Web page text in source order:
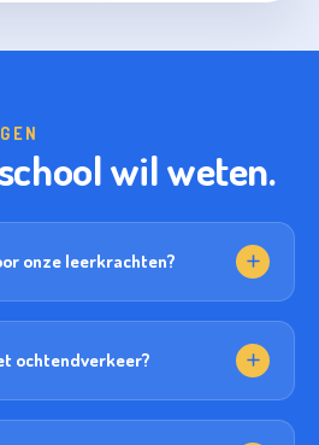
wil weten.
onze leerkrachten?
ochtendverkeer?